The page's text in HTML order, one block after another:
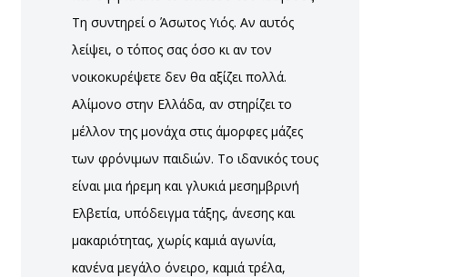
Τη συντηρεί ο Άσωτος Υιός. Αν αυτός
λείψει, ο τόπος σας όσο κι αν τον
νοικοκυρέψετε δεν θα αξίζει πολλά.
Αλίμονο στην Ελλάδα, αν στηρίζει το
μέλλον της μονάχα στις άμορφες μάζες
των φρόνιμων παιδιών. Το ιδανικός τους
είναι μια ήρεμη και γλυκιά μεσημβρινή
Ελβετία, υπόδειγμα τάξης, άνεσης και
μακαριότητας, χωρίς καμιά αγωνία,
κανένα μεγάλο όνειρο, καμιά τρέλα,